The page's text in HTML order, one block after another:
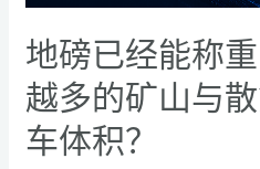
地磅已经能称
越多的矿山与
车体积？
与
散
货
场
还